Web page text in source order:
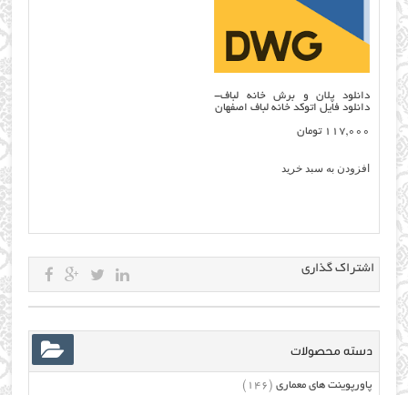
دانلود پلان و برش خانه لباف-
دانلود فایل اتوکد خانه لباف اصفهان
117,000 تومان
افزودن به سبد خرید
اشتراک گذاری
دسته محصولات
پاورپوینت های معماری (146)